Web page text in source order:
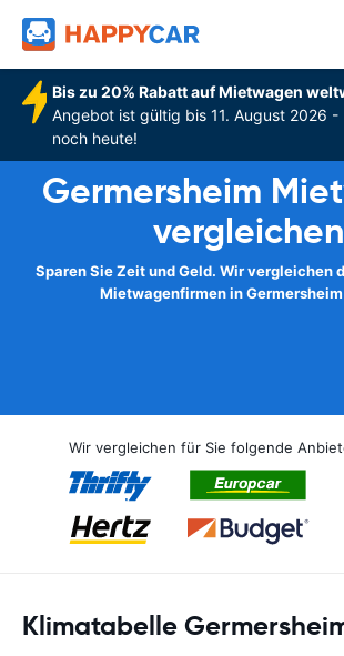
Bis zu 20% Rabatt auf Mietwagen
Angebot ist gültig bis 11. August 2026 -
noch heute!
Germersheim
vergleichen
Sparen Sie Zeit und Geld. Wir vergleichen
Mietwagenfirmen in
Wir vergleichen für Sie folgende
Klimatabelle